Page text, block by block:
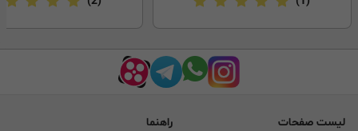
لیست صفحات
راهنما